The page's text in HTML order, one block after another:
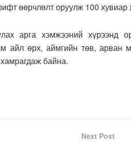
өөрчлөлт оруулж 100 хувиар
арга хэмжээний хүрээнд
айл өрх, аймгийн төв, арван
байна.
Next Post